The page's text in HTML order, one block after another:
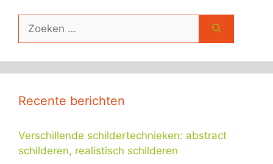
naar:
Recente berichten
Verschillende schildertechnieken: abstract
schilderen, realistisch schilderen